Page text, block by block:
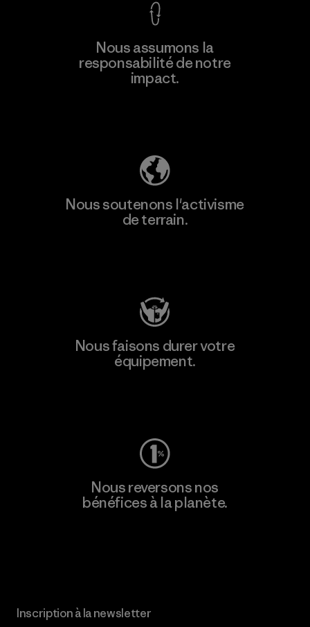
plusNous assumons la
responsabilité de notre
impact.
Nous soutenons l'activisme
de terrain.
Nous faisons durer votre
équipement.
Nous reversons nos
bénéfices à la planète.
Inscription à la newsletter